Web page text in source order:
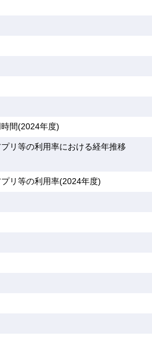
間(2024年度)
リ等の利用率における経年推移
リ等の利用率(2024年度)